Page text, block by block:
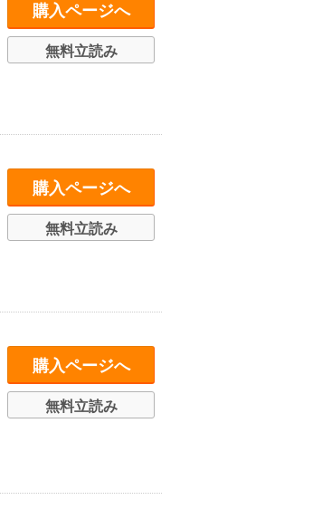
購入ページへ
無料立読み
購入ページへ
無料立読み
購入ページへ
無料立読み